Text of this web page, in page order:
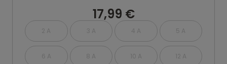
17,99 €
2 A 3 A 4 A 5 A
6 A 8 A 10 A 12 A